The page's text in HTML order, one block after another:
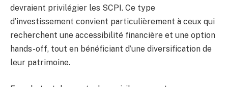
devraient privilégier les SCPI. Ce type
d’investissement convient particulièrement à ceux qui
recherchent une accessibilité financière et une option
hands-off, tout en bénéficiant d’une diversification de
leur patrimoine.